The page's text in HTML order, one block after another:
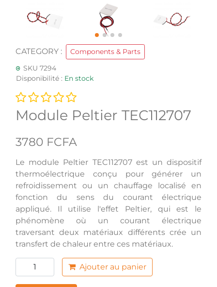
CATEGORY :
Components & Parts
SKU 7294
Disponibilité : En stock
Module Peltier TEC112707
3780 FCFA
Le module Peltier TEC112707 est un dispositif
thermoélectrique conçu pour générer un
refroidissement ou un chauffage localisé en
fonction du sens du courant électrique
appliqué. Il utilise l'effet Peltier, qui est le
phénomène où un courant électrique
traversant deux matériaux différents crée un
transfert de chaleur entre ces matériaux.
Ajouter au panier